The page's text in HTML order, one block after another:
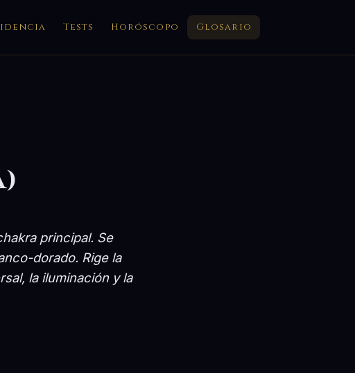
Tests Horóscopo Glosario
principal. Se
dorado. Rige la
la iluminación y la